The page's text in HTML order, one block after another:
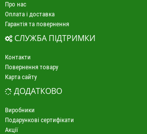
Про нас
Оплата і доставка
Гарантія та повернення
СЛУЖБА ПІДТРИМКИ
Контакти
Повернення товару
Карта сайту
ДОДАТКОВО
Виробники
Подарункові сертифікати
Акції